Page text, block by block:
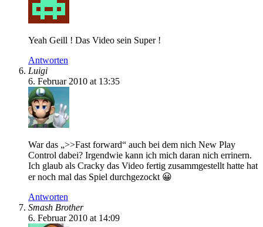
Yeah Geill ! Das Video sein Super !
Antworten
Luigi
6. Februar 2010 at 13:35
War das „>>Fast forward“ auch bei dem nich New Play
Control dabei? Irgendwie kann ich mich daran nich errinern.
Ich glaub als Cracky das Video fertig zusammgestellt hatte hat
er noch mal das Spiel durchgezockt 😀
Antworten
Smash Brother
6. Februar 2010 at 14:09